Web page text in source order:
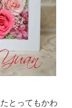
とってもかわ